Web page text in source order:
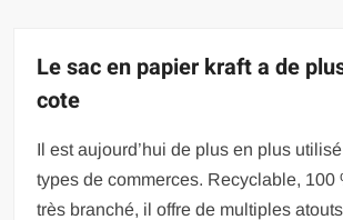
Le sac en papier kraft a de
cote
Il est aujourd’hui de plus en plus
types de commerces. Recyclable, 100
très branché, il offre de multiples